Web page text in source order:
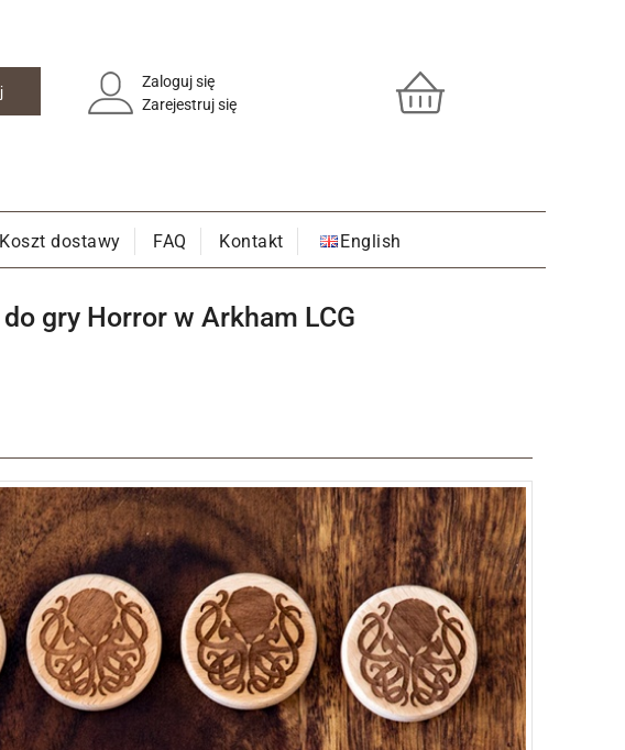
Zaloguj się
Zarejestruj się
Koszt dostawy FAQ Kontakt English
gry Horror w Arkham LCG